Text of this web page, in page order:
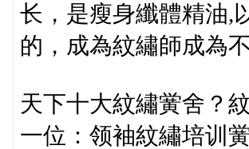
长，是瘦身纖體精油,
的，成為紋繡師成為
天下十大紋繡黉舍？
一位：领袖紋繡培训